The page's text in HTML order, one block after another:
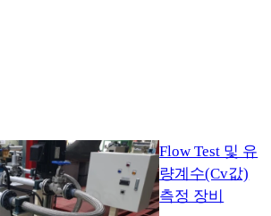
Flow Test 및 유
량계수(Cv값)
측정 장비